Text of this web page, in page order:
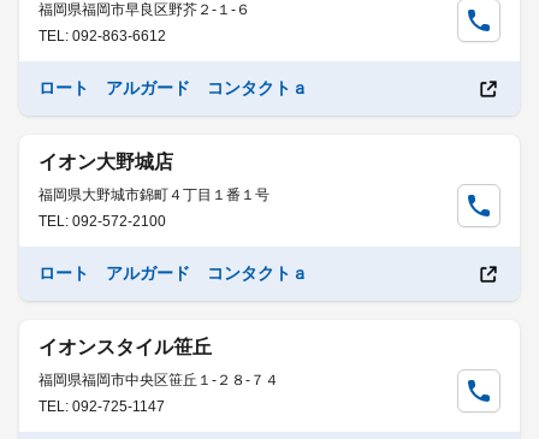
福岡県福岡市早良区野芥２-１-６
TEL: 092-863-6612
ロート アルガード コンタクトａ
イオン大野城店
福岡県大野城市錦町４丁目１番１号
TEL: 092-572-2100
ロート アルガード コンタクトａ
イオンスタイル笹丘
福岡県福岡市中央区笹丘１-２８-７４
TEL: 092-725-1147